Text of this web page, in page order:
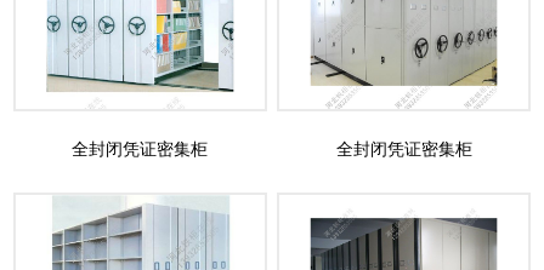
全封闭凭证密集柜 全封闭凭证密集柜